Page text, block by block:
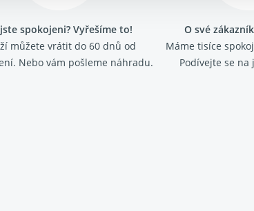
spokojeni? Vyřešíme to!
můžete vrátit do 60 dnů od
Nebo vám pošleme náhradu.
O své
Máme tisíce
Podívejte se na